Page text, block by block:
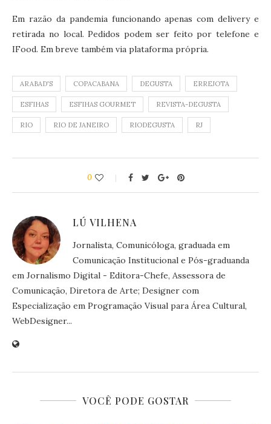
Em razão da pandemia funcionando apenas com delivery e
retirada no local. Pedidos podem ser feito por telefone e
IFood. Em breve também via plataforma própria.
ARABAD'S COPACABANA DEGUSTA ERREJOTA
ESFIHAS ESFIHAS GOURMET REVISTA-DEGUSTA
RIO RIO DE JANEIRO RIODEGUSTA RJ
0
LÚ VILHENA
Jornalista, Comunicóloga, graduada em
Comunicação Institucional e Pós-graduanda
em Jornalismo Digital - Editora-Chefe, Assessora de
Comunicação, Diretora de Arte; Designer com
Especialização em Programação Visual para Área Cultural,
WebDesigner...
VOCÊ PODE GOSTAR